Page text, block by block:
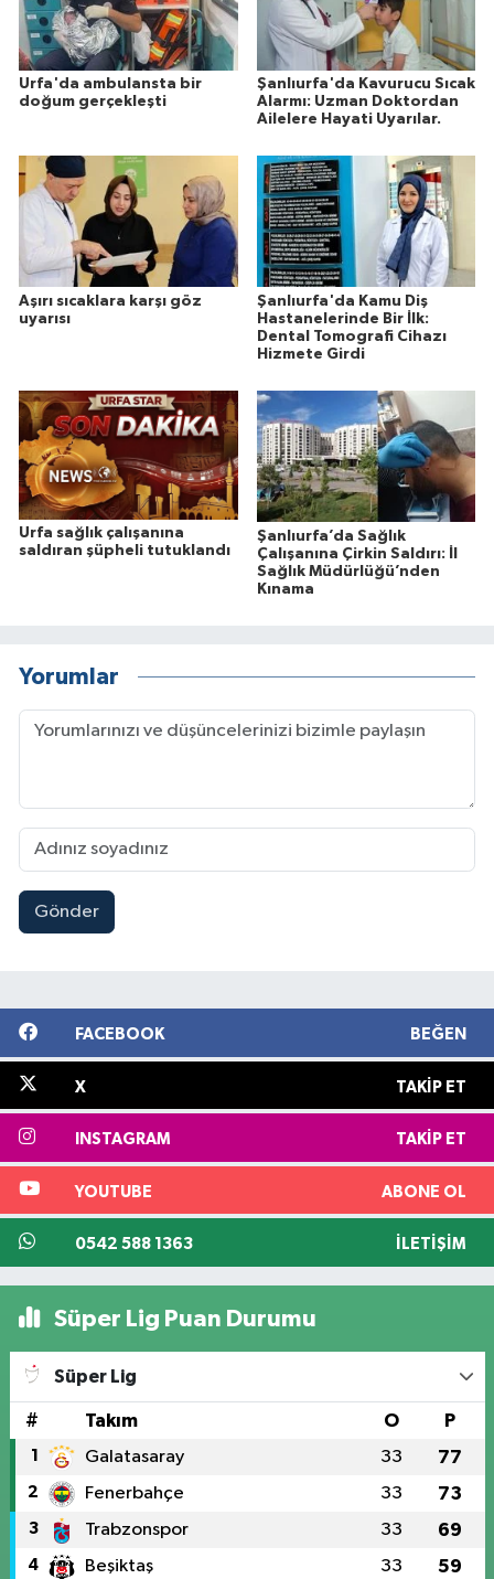
Urfa'da ambulansta bir
doğum gerçekleşti
Şanlıurfa'da Kavurucu Sıcak
Alarmı: Uzman Doktordan
Ailelere Hayati Uyarılar.
Aşırı sıcaklara karşı göz
uyarısı
Şanlıurfa'da Kamu Diş
Hastanelerinde Bir İlk:
Dental Tomografi Cihazı
Hizmete Girdi
Urfa sağlık çalışanına
saldıran şüpheli tutuklandı
Şanlıurfa’da Sağlık
Çalışanına Çirkin Saldırı: İl
Sağlık Müdürlüğü’nden
Kınama
Yorumlar
Gönder
FACEBOOK BEĞEN
X TAKIP ET
INSTAGRAM TAKIP ET
YOUTUBE ABONE OL
0542 588 1363 İLETIŞIM
Süper Lig Puan Durumu
Süper Lig
# Takım O P
1 Galatasaray 33 77
2 Fenerbahçe 33 73
3 Trabzonspor 33 69
4 Beşiktaş 33 59